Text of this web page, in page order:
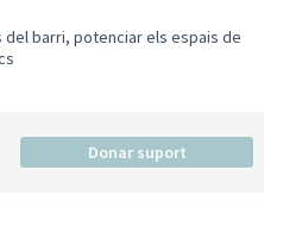
del barri, potenciar els espais de
Donar suport